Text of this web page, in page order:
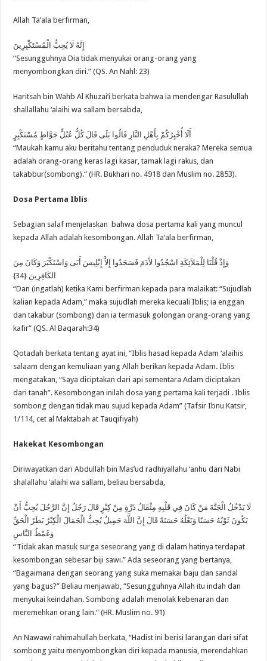
Allah Ta’ala berfirman,
إِنَّهُ لَا يُحِبُّ الْمُسْتَكْبِرِينَ
“Sesungguhnya Dia tidak menyukai orang-orang yang
menyombongkan diri.” (QS. An Nahl: 23)
Haritsah bin Wahb Al Khuzai’i berkata bahwa ia mendengar Rasulullah
shallallahu ‘alaihi wa sallam bersabda,
أَلَا أُخْبِرُكُمْ بِأَهْلِ النَّارِ قَالُوا بَلَى قَالَ كُلُّ عُتُلٍّ جَوَّاظٍ مُسْتَكْبِرٍ
“Maukah kamu aku beritahu tentang penduduk neraka? Mereka semua
adalah orang-orang keras lagi kasar, tamak lagi rakus, dan
takabbur(sombong).“ (HR. Bukhari no. 4918 dan Muslim no. 2853).
Dosa Pertama Iblis
Sebagian salaf menjelaskan bahwa dosa pertama kali yang muncul
kepada Allah adalah kesombongan. Allah Ta’ala berfirman,
وَإِذْ قُلْنَا لِلْمَلاَئِكَةِ اسْجُدُوا لأَدَمَ فَسَجَدُوا إِلاَّ إِبْلِيسَ أَبَى وَاسْتَكْبَرَ وَكَانَ مِنَ
الكَافِرِينَ {34}
“Dan (ingatlah) ketika Kami berfirman kepada para malaikat: “Sujudlah
kalian kepada Adam,” maka sujudlah mereka kecuali Iblis; ia enggan
dan takabur (sombong) dan ia termasuk golongan orang-orang yang
kafir“ (QS. Al Baqarah:34)
Qotadah berkata tentang ayat ini, “Iblis hasad kepada Adam ‘alaihis
salaam dengan kemuliaan yang Allah berikan kepada Adam. Iblis
mengatakan, “Saya diciptakan dari api sementara Adam diciptakan
dari tanah”. Kesombongan inilah dosa yang pertama kali terjadi . Iblis
sombong dengan tidak mau sujud kepada Adam” (Tafsir Ibnu Katsir,
1/114, cet al Maktabah at Tauqifiyah)
Hakekat Kesombongan
Diriwayatkan dari Abdullah bin Mas’ud radhiyallahu ‘anhu dari Nabi
shalallahu ‘alaihi wa sallam, beliau bersabda,
لَا يَدْخُلُ الْجَنَّةَ مَنْ كَانَ فِي قَلْبِهِ مِثْقَالُ ذَرَّةٍ مِنْ كِبْرٍ قَالَ رَجُلٌ إِنَّ الرَّجُلَ يُحِبُّ أَنْ
يَكُونَ ثَوْبُهُ حَسَنًا وَنَعْلُهُ حَسَنَةً قَالَ إِنَّ اللَّهَ جَمِيلٌ يُحِبُّ الْجَمَالَ الْكِبْرُ بَطَرُ الْحَقِّ
وَغَمْطُ النَّاسِ
“Tidak akan masuk surga seseorang yang di dalam hatinya terdapat
kesombongan sebesar biji sawi.” Ada seseorang yang bertanya,
“Bagaimana dengan seorang yang suka memakai baju dan sandal
yang bagus?” Beliau menjawab, “Sesungguhnya Allah itu indah dan
menyukai keindahan. Sombong adalah menolak kebenaran dan
meremehkan orang lain.“ (HR. Muslim no. 91)
An Nawawi rahimahullah berkata, “Hadist ini berisi larangan dari sifat
sombong yaitu menyombongkan diri kepada manusia, merendahkan